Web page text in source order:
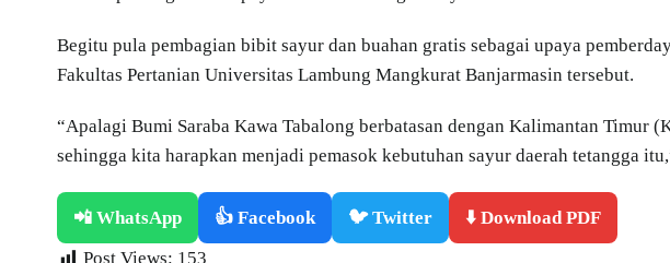
Begitu pula pembagian bibit sayur dan buahan gratis sebagai upaya
Fakultas Pertanian Universitas Lambung Mangkurat Banjarmasin tersebut.
“Apalagi Bumi Saraba Kawa Tabalong berbatasan dengan Kalimantan Timur
sehingga kita harapkan menjadi pemasok kebutuhan sayur daerah tetangga
📲 WhatsApp 👍 Facebook 🐦 Twitter
⬇️ Download PDF
Post Views: 153